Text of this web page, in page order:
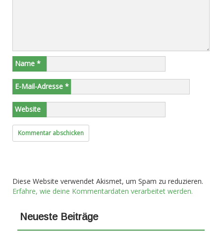
Name *
E-Mail-Adresse *
Website
Diese Website verwendet Akismet, um Spam zu reduzieren.
Erfahre, wie deine Kommentardaten verarbeitet werden.
Neueste Beiträge